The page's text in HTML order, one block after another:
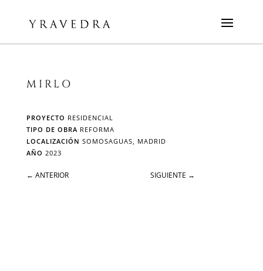
MIRLO
PROYECTO RESIDENCIAL
TIPO DE OBRA REFORMA
LOCALIZACIÓN SOMOSAGUAS, MADRID
AÑO 2023
← ANTERIOR SIGUIENTE →